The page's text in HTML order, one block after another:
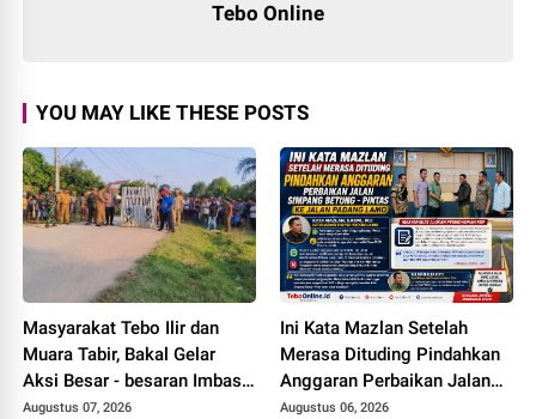
Tebo Online
YOU MAY LIKE THESE POSTS
Masyarakat Tebo Ilir dan
Muara Tabir, Bakal Gelar
Aksi Besar - besaran Imbas
Jalan Simpang Betung -
Augustus 07, 2026
Ini Kata Mazlan Setelah
Merasa Dituding Pindahkan
Anggaran Perbaikan Jalan
Simpang Betung - Pintas ke
Augustus 06, 2026